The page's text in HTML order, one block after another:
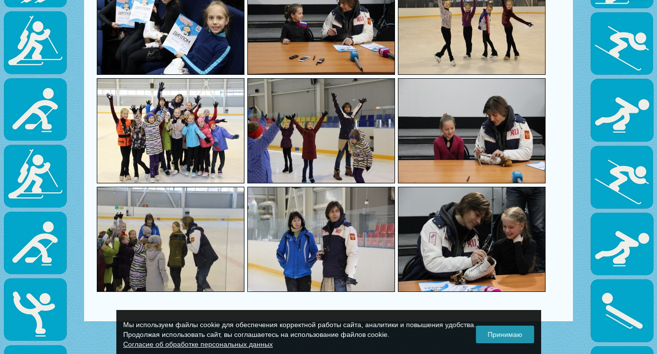
Мы используем файлы cookie для обеспечения корректной работы сайта, аналитики и повышения удобства.
Продолжая использовать сайт, вы соглашаетесь на использование файлов cookie.
Согласие об обработке персональных данных
Принимаю